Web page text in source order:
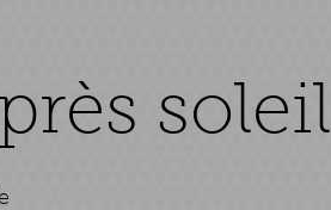
soleil